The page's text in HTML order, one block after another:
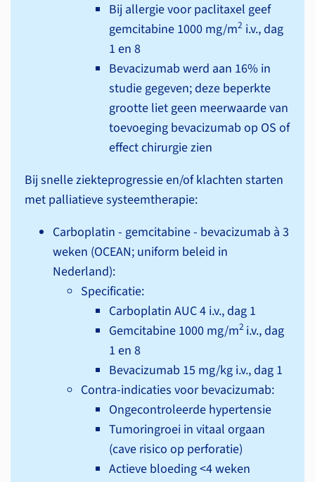
Bij allergie voor paclitaxel geef
gemcitabine 1000 mg/m2 i.v., dag
1 en 8
Bevacizumab werd aan 16% in
studie gegeven; deze beperkte
grootte liet geen meerwaarde van
toevoeging bevacizumab op OS of
effect chirurgie zien
Bij snelle ziekteprogressie en/of klachten starten
met palliatieve systeem­therapie:
Carboplatin - gemcitabine - bevacizumab à 3
weken (OCEAN; uniform beleid in
Nederland):
Specificatie:
Carboplatin AUC 4 i.v., dag 1
Gemcitabine 1000 mg/m2 i.v., dag
1 en 8
Bevacizumab 15 mg/kg i.v., dag 1
Contra-indicaties voor bevacizumab:
Ongecontroleerde hypertensie
Tumoringroei in vitaal orgaan
(cave risico op perforatie)
Actieve bloeding <4 weken